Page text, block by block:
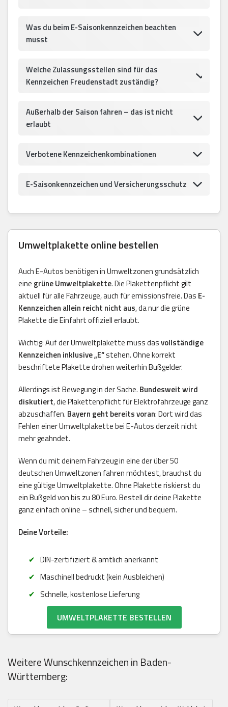
Was du beim E-Saisonkennzeichen beachten
musst
Welche Zulassungsstellen sind für das
Kennzeichen Freudenstadt zuständig?
Außerhalb der Saison fahren – das ist nicht
erlaubt
Verbotene Kennzeichenkombinationen
E-Saisonkennzeichen und Versicherungsschutz
Umweltplakette online bestellen
Auch E-Autos benötigen in Umweltzonen grundsätzlich
eine grüne Umweltplakette. Die Plakettenpflicht gilt
aktuell für alle Fahrzeuge, auch für emissionsfreie. Das E-
Kennzeichen allein reicht nicht aus, da nur die grüne
Plakette die Einfahrt offiziell erlaubt.
Wichtig: Auf der Umweltplakette muss dasvollständige
Kennzeichen inklusive „E“stehen. Ohne korrekt
beschriftete Plakette drohen weiterhin Bußgelder.
Allerdings ist Bewegung in der Sache. Bundesweit wird
diskutiert, die Plakettenpflicht für Elektrofahrzeuge ganz
abzuschaffen. Bayern geht bereits voran: Dort wird das
Fehlen einer Umweltplakette bei E-Autos derzeit nicht
mehr geahndet.
Wenn du mit deinem Fahrzeug in eine der über 50
deutschen Umweltzonen fahren möchtest, brauchst du
eine gültige Umweltplakette. Ohne Plakette riskierst du
ein Bußgeld von bis zu 80 Euro. Bestell dir deine Plakette
ganz einfach online – schnell, sicher und bequem.
Deine Vorteile:
DIN-zertifiziert & amtlich anerkannt
Maschinell bedruckt (kein Ausbleichen)
Schnelle, kostenlose Lieferung
UMWELTPLAKETTE BESTELLEN
Weitere Wunschkennzeichen in Baden-
Württemberg: